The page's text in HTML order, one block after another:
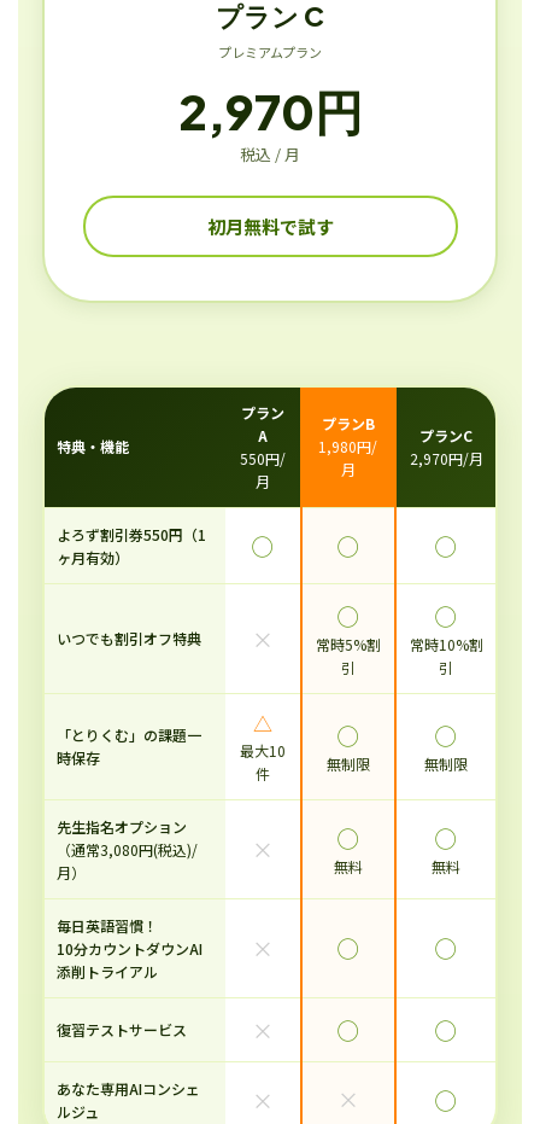
プラン C
プレミアムプラン
2,970円
税込 / 月
初月無料で試す
特典・機能
プラン
A
550円/
月
プランB
1,980円/
月
プランC
2,970円/月
よろず割引券550円（1
ヶ月有効）
◯ ◯ ◯
いつでも割引オフ特典 ×
◯
常時5%割
引
◯
常時10%割
引
「とりくむ」の課題一
時保存
△
最大10
件
◯
無制限
◯
無制限
先生指名オプション
（通常3,080円(税込)/
月）
× ◯
無料
◯
無料
毎日英語習慣！
10分カウントダウンAI
添削トライアル
× ◯ ◯
復習テストサービス × ◯ ◯
あなた専用AIコンシェ
ルジュ
× × ◯